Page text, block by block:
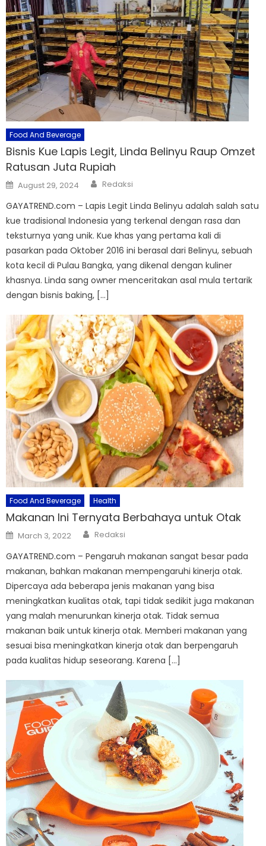
Food And Beverage
Bisnis Kue Lapis Legit, Linda Belinyu Raup Omzet
Ratusan Juta Rupiah
Posted
on
August 29, 2024 Author
Redaksi
GAYATREND.com – Lapis Legit Linda Belinyu adalah salah satu
kue tradisional Indonesia yang terkenal dengan rasa dan
teksturnya yang unik. Kue khas yang pertama kali di
pasarkan pada Oktober 2016 ini berasal dari Belinyu, sebuah
kota kecil di Pulau Bangka, yang dikenal dengan kuliner
khasnya. Linda sang owner menceritakan asal mula tertarik
dengan bisnis baking, […]
Food And Beverage Health
Makanan Ini Ternyata Berbahaya untuk Otak
Posted
on
March 3, 2022 Author
Redaksi
GAYATREND.com – Pengaruh makanan sangat besar pada
makanan, bahkan makanan mempengaruhi kinerja otak.
Dipercaya ada beberapa jenis makanan yang bisa
meningkatkan kualitas otak, tapi tidak sedikit juga makanan
yang malah menurunkan kinerja otak. Tidak semua
makanan baik untuk kinerja otak. Memberi makanan yang
sesuai bisa meningkatkan kinerja otak dan berpengaruh
pada kualitas hidup seseorang. Karena […]